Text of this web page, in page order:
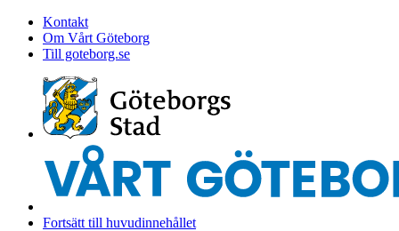
Kontakt
Om Vårt Göteborg
Till goteborg.se
Fortsätt till huvudinnehållet